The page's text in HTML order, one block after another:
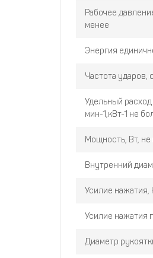
Рабочее
менее
Энергия
Частота ударов,
Удельный
мин-1,кВт-1 не
Мощность, Вт, не
Внутренний
Усилие нажатия,
Усилие нажатия
Диаметр